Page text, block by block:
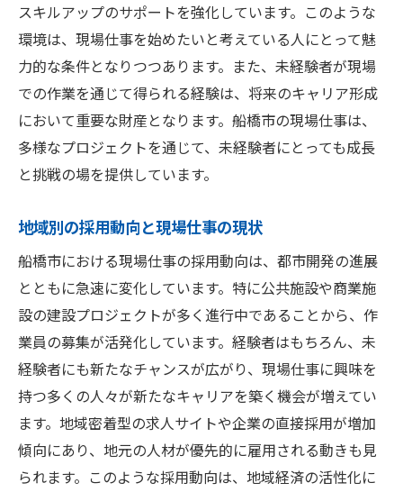
面接でのアピール方法と心構え
募集企業の選び方と比較基準
船橋市の求人市場の特徴と傾向
現場仕事に必要な準備と心構え
船橋市での作業員募集の現状と現場仕事の将来
性
技術革新がもたらす業界の変化
作業員の役割の進化とその可能性
持続可能な都市開発と職業機会
地域経済に寄与する現場仕事の価値
船橋市での長期キャリアプランニング
スキルアップのサポートを強化しています。このような
環境は、現場仕事を始めたいと考えている人にとって魅
力的な条件となりつつあります。また、未経験者が現場
での作業を通じて得られる経験は、将来のキャリア形成
において重要な財産となります。船橋市の現場仕事は、
多様なプロジェクトを通じて、未経験者にとっても成長
と挑戦の場を提供しています。
地域別の採用動向と現場仕事の現状
船橋市における現場仕事の採用動向は、都市開発の進展
とともに急速に変化しています。特に公共施設や商業施
設の建設プロジェクトが多く進行中であることから、作
業員の募集が活発化しています。経験者はもちろん、未
経験者にも新たなチャンスが広がり、現場仕事に興味を
持つ多くの人々が新たなキャリアを築く機会が増えてい
ます。地域密着型の求人サイトや企業の直接採用が増加
傾向にあり、地元の人材が優先的に雇用される動きも見
られます。このような採用動向は、地域経済の活性化に